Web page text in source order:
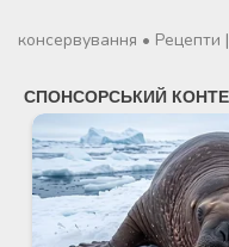
консервування • Рецепти |